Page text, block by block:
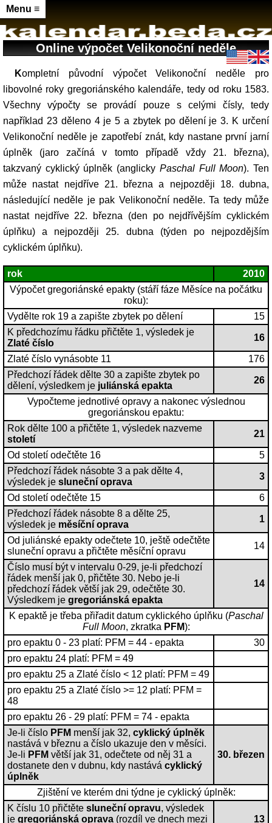
Menu ≡
Online výpočet Velikonoční neděle
Kompletní původní výpočet Velikonoční neděle pro
libovolné roky gregoriánského kalendáře, tedy od roku 1583.
Všechny výpočty se provádí pouze s celými čísly, tedy
například 23 děleno 4 je 5 a zbytek po dělení je 3. K určení
Velikonoční neděle je zapotřebí znát, kdy nastane první jarní
úplněk (jaro začíná v tomto případě vždy 21. března),
takzvaný cyklický úplněk (anglicky Paschal Full Moon). Ten
může nastat nejdříve 21. března a nejpozději 18. dubna,
následující neděle je pak Velikonoční neděle. Ta tedy může
nastat nejdříve 22. března (den po nejdřívějším cyklickém
úplňku) a nejpozději 25. dubna (týden po nejpozdějším
cyklickém úplňku).
rok
2010
Výpočet gregoriánské epakty (stáří fáze Měsíce na počátku
roku):
Vydělte rok 19 a zapište zbytek po dělení
15
K předchozímu řádku přičtěte 1, výsledek je
Zlaté číslo
16
Zlaté číslo vynásobte 11
176
Předchozí řádek dělte 30 a zapište zbytek po
dělení, výsledkem je juliánská epakta
26
Vypočteme jednotlivé opravy a nakonec výslednou
gregoriánskou epaktu:
Rok dělte 100 a přičtěte 1, výsledek nazveme
století
21
Od století odečtěte 16
5
Předchozí řádek násobte 3 a pak dělte 4,
výsledek je sluneční oprava
3
Od století odečtěte 15
6
Předchozí řádek násobte 8 a dělte 25,
výsledek je měsíční oprava
1
Od juliánské epakty odečtete 10, ještě odečtěte
sluneční opravu a přičtěte měsíční opravu
14
Číslo musí být v intervalu 0-29, je-li předchozí
řádek menší jak 0, přičtěte 30. Nebo je-li
předchozí řádek větší jak 29, odečtěte 30.
Výsledkem je gregoriánská epakta
14
K epaktě je třeba přiřadit datum cyklického úplňku (Paschal
Full Moon, zkratka PFM):
pro epaktu 0 - 23 platí: PFM = 44 - epakta
30
pro epaktu 24 platí: PFM = 49
pro epaktu 25 a Zlaté číslo < 12 platí: PFM = 49
pro epaktu 25 a Zlaté číslo >= 12 platí: PFM =
48
pro epaktu 26 - 29 platí: PFM = 74 - epakta
Je-li číslo PFM menší jak 32, cyklický úplněk
nastává v březnu a číslo ukazuje den v měsíci.
Je-li PFM větší jak 31, odečtete od něj 31 a
dostanete den v dubnu, kdy nastává cyklický
úplněk
30. březen
Zjištění ve kterém dni týdne je cyklický úplněk:
K číslu 10 přičtěte sluneční opravu, výsledek
je gregoriánská oprava (rozdíl ve dnech mezi
13